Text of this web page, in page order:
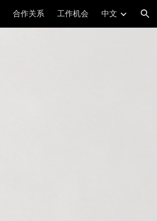
合作关系 工作机会 中文